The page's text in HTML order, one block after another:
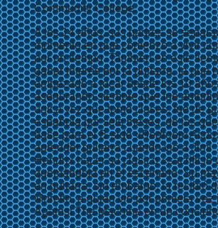
Community College.
A los 14 años, sus padres se
momento en que comenzó a vivir
por un tiempo. También en este
ganar interés por la guitarra, la que
empezado a tocar desde los 10
asegurando siempre que fue
única vez que tomó clases, fue de
española por seis meses, de las
base para el B-side «Bedroom
aprender guitarra cuando vio a Jimi
Hendrix hacer su clásico «sacrificio
quemándola en el escenario. Su
en guitarra, sin embargo, la recibió
Morello, a quien vio por primera vez
Against The Machine en un